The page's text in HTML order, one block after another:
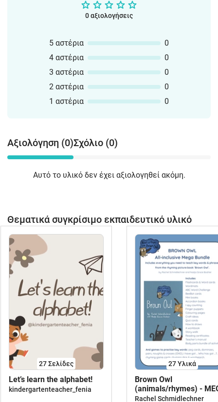
0 αξιολογήσεις
5 αστέρια
0
4 αστέρια
0
3 αστέρια
0
2 αστέρια
0
1 αστέρια
0
Αξιολόγηση (0)Σχόλιο (0)
Αυτό το υλικό δεν έχει αξιολογηθεί ακόμη.
Θεματικά συγκρίσιμο εκπαιδευτικό υλικό
27Σελίδες
Let’s learn the alphabet!
kindergartenteacher_fenia
27 Υλικά
Brown Owl
(animals/rhymes) -
BUNDLE
Rachel Schmidlechner